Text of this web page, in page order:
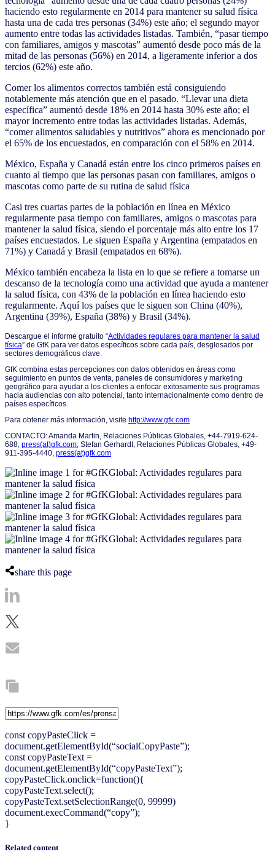
haciendo esto regularmente en 2014 para mantener su salud física
hasta una de cada tres personas (34%) este año; el segundo mayor
aumento entre todas las actividades listadas. También, “pasar tiempo
con familiares, amigos y mascotas” aumentó desde poco más de la
mitad de las personas (56%) en 2014, a ligeramente inferior a dos
tercios (62%) este año.
Comer los alimentos correctos también está consiguiendo
notablemente más atención que en el pasado. “Llevar una dieta
específica” aumentó desde 18% en 2014 hasta 30% este año; el
mayor incremento entre todas las actividades listadas. Además,
“comer alimentos saludables y nutritivos” ahora es mencionado por
el 65% de los encuestados, en comparación con el 58% en 2014.
México, España y Canadá están entre los cinco primeros países en
cuanto al tiempo que las personas pasan con familiares, amigos o
mascotas como parte de su rutina de salud física
Casi tres cuartas partes de la población en línea en México
regularmente pasa tiempo con familiares, amigos o mascotas para
mantener la salud física, siendo el porcentaje más alto entre los 17
países encuestados. Le siguen España y Argentina (empatados en
71%) y Canadá y Brasil (empatados en 68%).
México también encabeza la lista en lo que se refiere a tomarse un
descanso de la tecnología como una actividad que ayuda a mantener
la salud física, con 43% de la población en línea haciendo esto
regularmente. Aquí los países que le siguen son China (40%),
Argentina (39%), España (38%) y Brasil (34%).
Descargue el informe gratuito “Actividades regulares para mantener la salud
física” de GfK para ver datos específicos sobre cada país, desglosados por
sectores demográficos clave.
GfK combina estas percepciones con datos obtenidos en áreas como
seguimiento en puntos de venta, paneles de consumidores y marketing
geográfico para ayudar a los clientes a enfocar exitosamente sus programas
hacia audiencias con alto potencial, tanto internacionalmente como dentro de
países específicos.
Para obtener más información, visite http://www.gfk.com
CONTACTO: Amanda Martin, Relaciones Públicas Globales, +44-7919-624-
688, press(at)gfk.com; Stefan Gerhardt, Relaciones Públicas Globales, +49-
911-395-4440, press(at)gfk.com
share this page
const copyPasteClick =
document.getElementById(“socialCopyPaste”);
const copyPasteText =
document.getElementById(“copyPasteText”);
copyPasteClick.onclick=function(){
copyPasteText.select();
copyPasteText.setSelectionRange(0, 99999)
document.execCommand(“copy”);
}
Related content